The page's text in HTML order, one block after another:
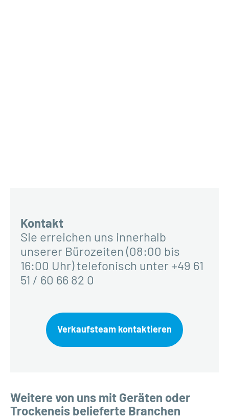
Kontakt
Sie erreichen uns innerhalb
unserer Bürozeiten (08:00 bis
16:00 Uhr) telefonisch unter +49 61
51 / 60 66 82 0
Verkaufsteam kontaktieren
Weitere von uns mit Geräten oder
Trockeneis belieferte Branchen